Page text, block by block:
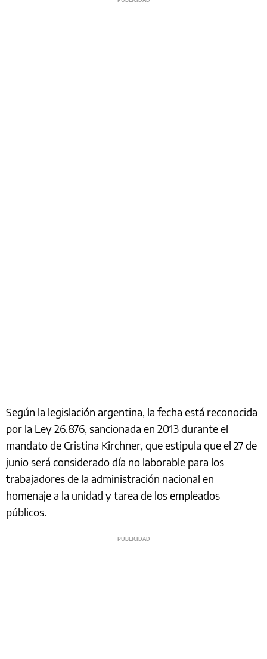
Según la legislación argentina, la fecha está reconocida
por la Ley 26.876, sancionada en 2013 durante el
mandato de Cristina Kirchner, que estipula que el 27 de
junio será considerado día no laborable para los
trabajadores de la administración nacional en
homenaje a la unidad y tarea de los empleados
públicos.